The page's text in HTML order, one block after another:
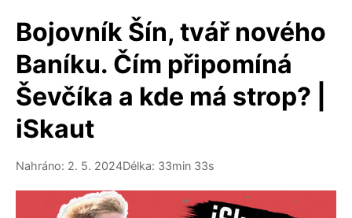
Bojovník Šín, tvář nového
Baníku. Čím připomíná
Ševčíka a kde má strop? |
iSkaut
Nahráno: 2. 5. 2024Délka: 33min 33s